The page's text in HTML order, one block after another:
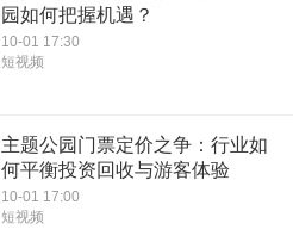
园如何把握机遇？
10-01 17:30
短视频
主题公园门票定价之争：行业如
何平衡投资回收与游客体验
10-01 17:00
短视频